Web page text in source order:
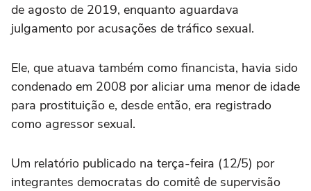
de agosto de 2019, enquanto aguardava
julgamento por acusações de tráfico sexual.
Ele, que atuava também como financista, havia sido
condenado em 2008 por aliciar uma menor de idade
para prostituição e, desde então, era registrado
como agressor sexual.
Um relatório publicado na terça-feira (12/5) por
integrantes democratas do comitê de supervisão